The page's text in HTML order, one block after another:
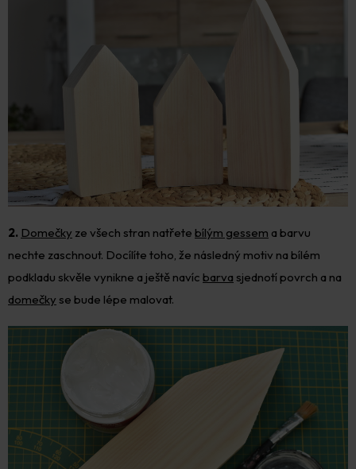
2. Domečky ze všech stran natřete bílým gessem a barvu
nechte zaschnout. Docílíte toho, že následný motiv na bílém
podkladu skvěle vynikne a ještě navíc barva sjednotí povrch a na
domečky se bude lépe malovat.